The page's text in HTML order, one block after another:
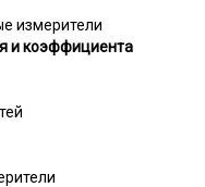
измерители
и коэффициента